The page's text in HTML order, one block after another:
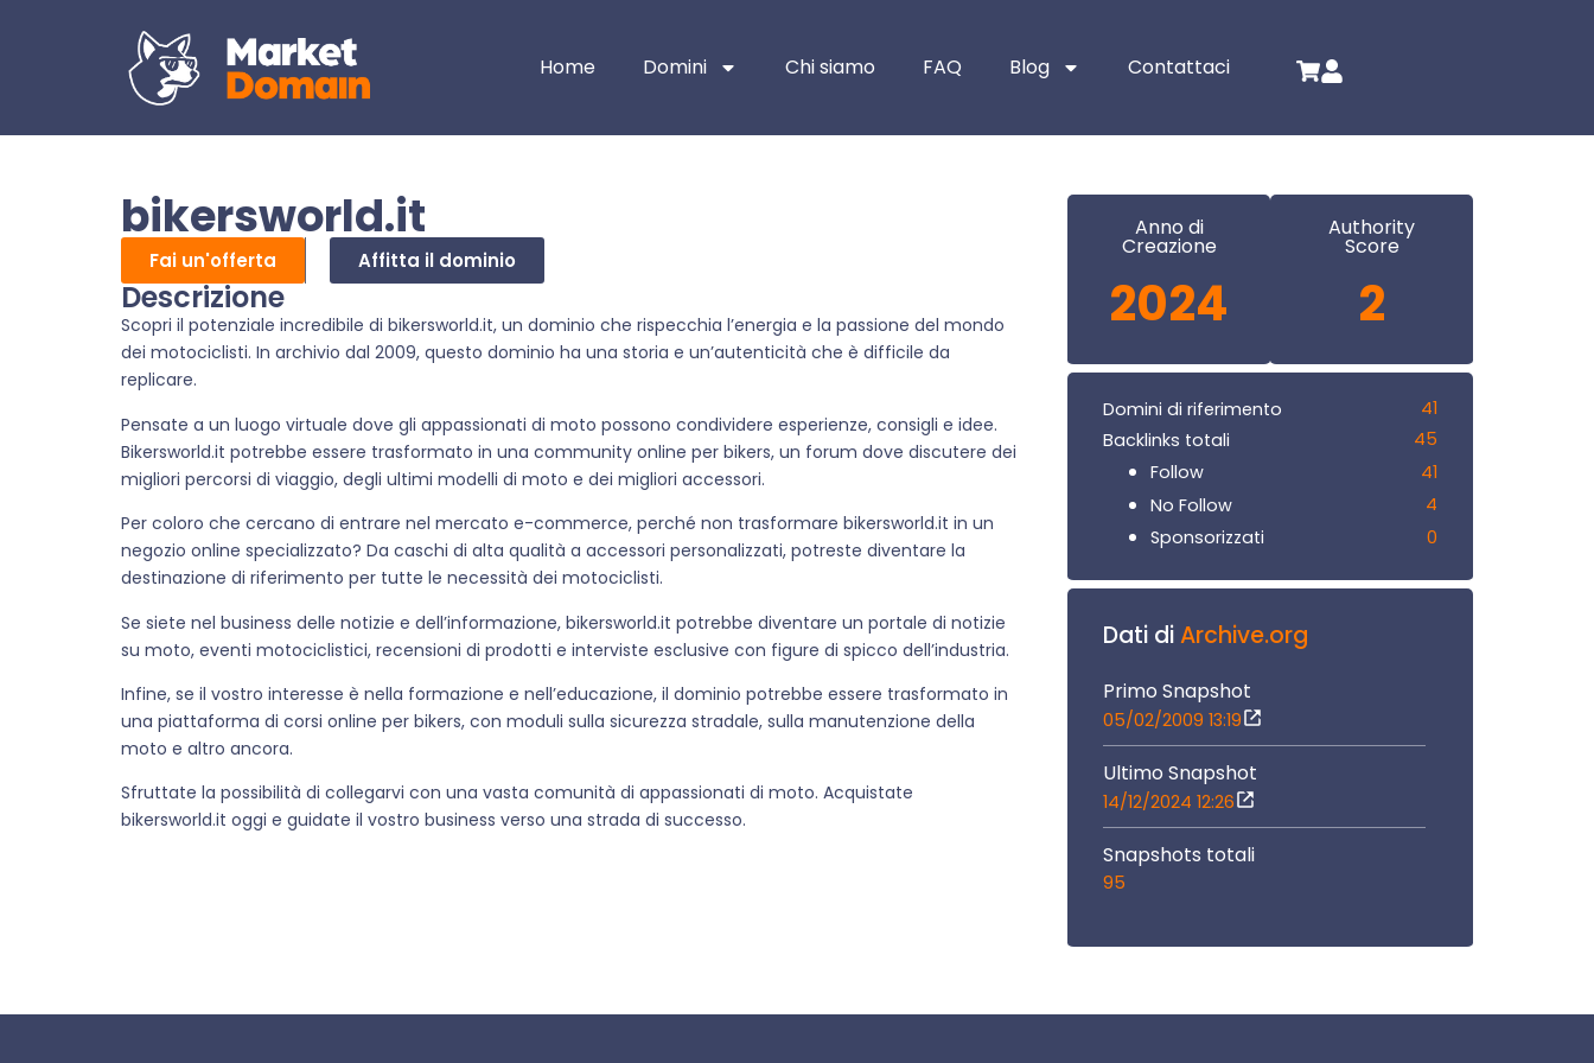
Home Domini Chi siamo FAQ Blog Contattaci
bikersworld.it
Fai un'offerta Affitta il dominio
Descrizione
Scopri il potenziale incredibile di bikersworld.it, un dominio che rispecchia l’energia e la passione del mondo
dei motociclisti. In archivio dal 2009, questo dominio ha una storia e un’autenticità che è difficile da
replicare.
Pensate a un luogo virtuale dove gli appassionati di moto possono condividere esperienze, consigli e idee.
Bikersworld.it potrebbe essere trasformato in una community online per bikers, un forum dove discutere dei
migliori percorsi di viaggio, degli ultimi modelli di moto e dei migliori accessori.
Per coloro che cercano di entrare nel mercato e-commerce, perché non trasformare bikersworld.it in un
negozio online specializzato? Da caschi di alta qualità a accessori personalizzati, potreste diventare la
destinazione di riferimento per tutte le necessità dei motociclisti.
Se siete nel business delle notizie e dell’informazione, bikersworld.it potrebbe diventare un portale di notizie
su moto, eventi motociclistici, recensioni di prodotti e interviste esclusive con figure di spicco dell’industria.
Infine, se il vostro interesse è nella formazione e nell’educazione, il dominio potrebbe essere trasformato in
una piattaforma di corsi online per bikers, con moduli sulla sicurezza stradale, sulla manutenzione della
moto e altro ancora.
Sfruttate la possibilità di collegarvi con una vasta comunità di appassionati di moto. Acquistate
bikersworld.it oggi e guidate il vostro business verso una strada di successo.
Anno di
Creazione
2024
Authority
Score
2
Domini di riferimento
41
Backlinks totali
45
Follow
41
No Follow
4
Sponsorizzati
0
Dati diArchive.org
Primo Snapshot
05/02/2009 13:19
Ultimo Snapshot
14/12/2024 12:26
Snapshots totali
95